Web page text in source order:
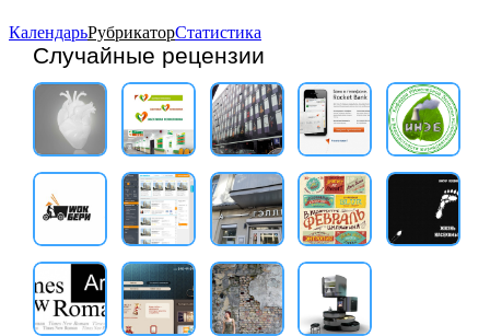
КалендарьРубрикаторСтатистика
Случайные рецензии